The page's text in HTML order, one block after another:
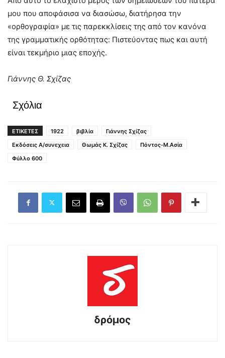
μου που αποφάσισα να διασώσω, διατήρησα την
«ορθογραφία» με τις παρεκκλίσεις της από τον κανόνα
της γραμματικής ορθότητας: Πιστεύοντας πως και αυτή
είναι τεκμήριο μιας εποχής.
Γιάννης Θ. Σχίζας
Σχόλια
ΕΤΙΚΕΤΕΣ 1922 βιβλία
Γιάννης Σχίζας
Εκδόσεις Α/συνεχεια
Θωμάς Κ. Σχίζας
Πόντος-Μ.Ασία
Φύλλο 600
δρόμος